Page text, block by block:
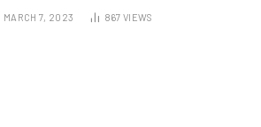
MARCH 7, 2023 867 VIEWS